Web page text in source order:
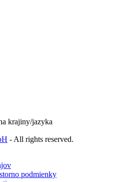
krajiny/jazyka
- All rights reserved.
podmienky